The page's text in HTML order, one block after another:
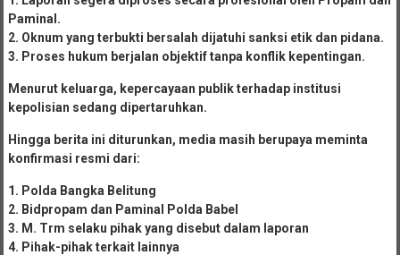
Paminal.
2. Oknum yang terbukti bersalah dijatuhi sanksi etik dan pidana.
3. Proses hukum berjalan objektif tanpa konflik kepentingan.
Menurut keluarga, kepercayaan publik terhadap institusi
kepolisian sedang dipertaruhkan.
Hingga berita ini diturunkan, media masih berupaya meminta
konfirmasi resmi dari:
1. Polda Bangka Belitung
2. Bidpropam dan Paminal Polda Babel
3. M. Trm selaku pihak yang disebut dalam laporan
4. Pihak-pihak terkait lainnya